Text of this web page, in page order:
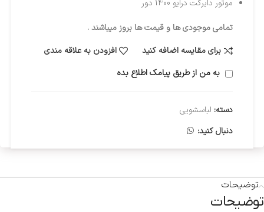
موتور دایرکت درایو 1400 دور
تمامی موجودی ها و قیمت ها بروز میباشند .
برای مقایسه اضافه کنید
افزودن به علاقه مندی
به من از طریق پیامک اطلاع بده
دسته: لباسشویی
دنبال کنید:
توضیحات
توضیحات